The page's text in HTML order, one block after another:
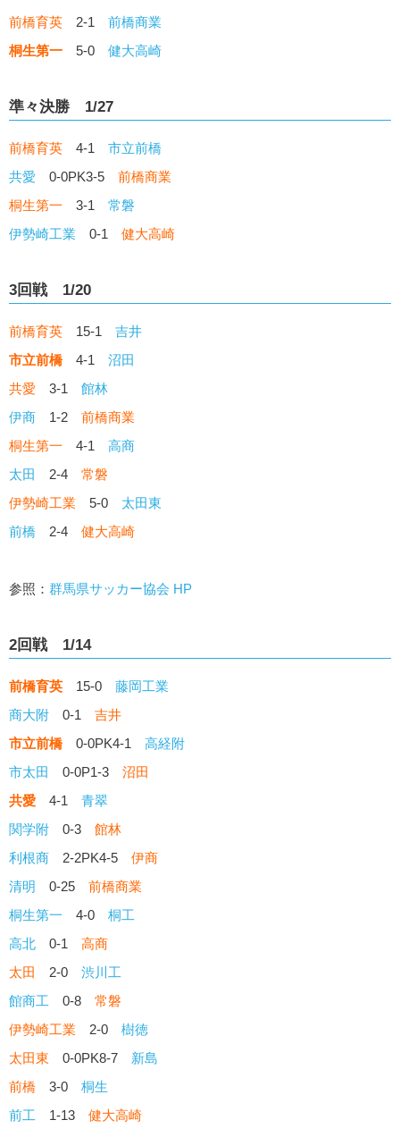
前橋育英 2-1 前橋商業
桐生第一 5-0 健大高崎
準々決勝 1/27
前橋育英 4-1 市立前橋
共愛 0-0PK3-5 前橋商業
桐生第一
3-1 常磐
伊勢崎工業 0-1 健大高崎
3回戦 1/20
前橋育英 15-1 吉井
市立前橋 4-1 沼田
共愛 3-1 館林
伊商 1-2 前橋商業
桐生第一 4-1 高商
太田
2-4 常磐
伊勢崎工業 5-0 太田東
前橋 2-4 健大高崎
参照： 群馬県サッカー協会 HP
2回戦 1/14
前橋育英 15-0 藤岡工業
商大附 0-1 吉井
市立前橋 0-0PK4-1 高経附
市太田
0-0P1-3 沼田
共愛 4-1 青翠
関学附 0-3 館林
利根商 2-2PK4-5 伊商
清明 0-25
前橋商業
桐生第一 4-0 桐工
高北 0-1 高商
太田
2-0 渋川工
館商工 0-8 常磐
伊勢崎工業 2-0 樹徳
太田東 0-0PK8-7 新島
前橋 3-0 桐生
前工 1-13 健大高崎